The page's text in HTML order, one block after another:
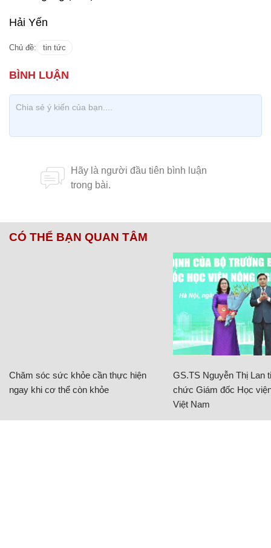
Hải Yến
Chủ đề: tin tức
CÓ THỂ BẠN QUAN TÂM
Chăm sóc sức khỏe cần thực hiện
ngay khi cơ thể còn khỏe
GS.TS Nguyễn Thị Lan
chức Giám đốc Học
Việt Nam